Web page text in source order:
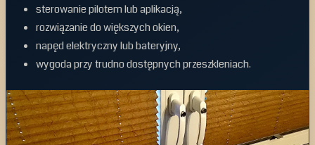
sterowanie pilotem lub aplikacją,
rozwiązanie do większych okien,
napęd elektryczny lub bateryjny,
wygoda przy trudno dostępnych przeszkleniach.